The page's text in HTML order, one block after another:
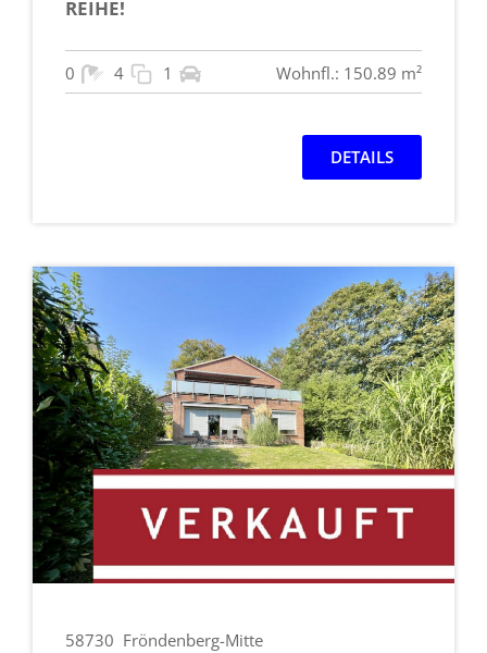
REIHE!
0 4 1 Wohnfl.: 150.89 m²
DETAILS
58730 Fröndenberg-Mitte